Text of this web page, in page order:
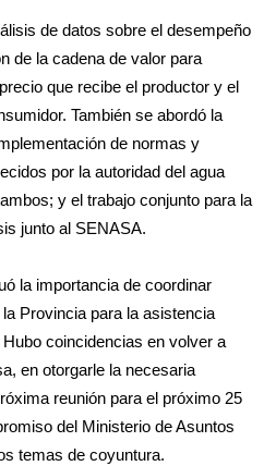
de datos sobre el desempeño
de la cadena de valor para
que recibe el productor y el
También se abordó la
de normas y
por la autoridad del agua
y el trabajo conjunto para la
junto al SENASA.
la importancia de coordinar
Provincia para la asistencia
coincidencias en volver a
en otorgarle la necesaria
reunión para el próximo 25
del Ministerio de Asuntos
temas de coyuntura.